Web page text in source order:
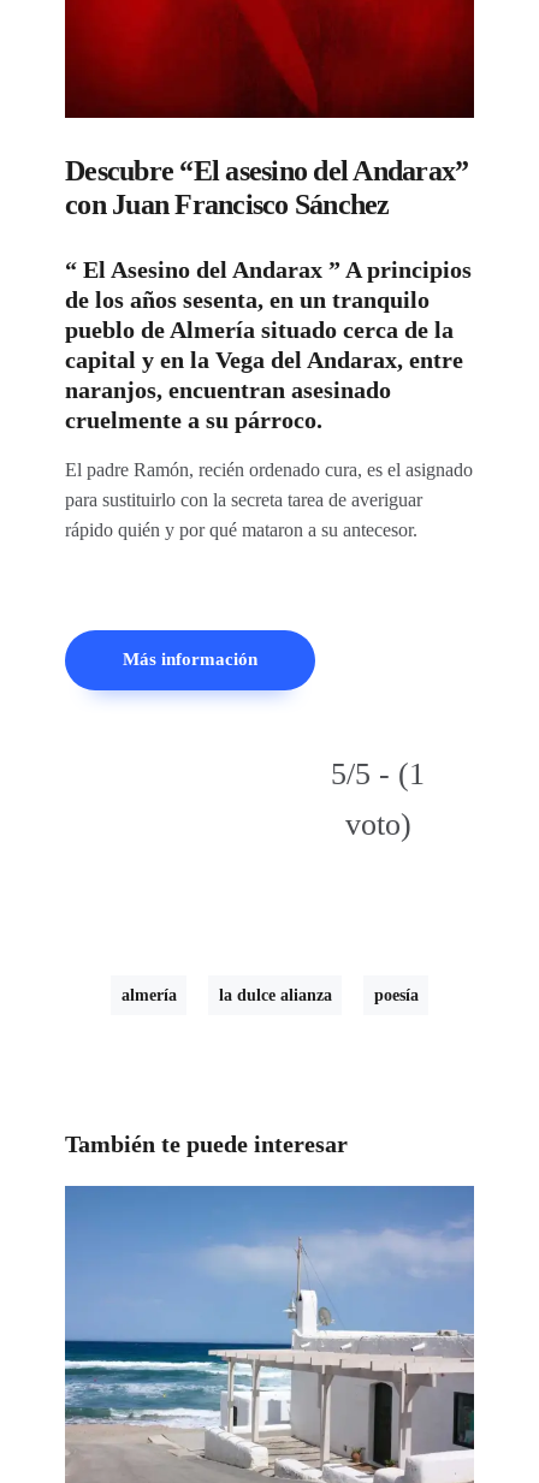
Descubre “El asesino del Andarax”
con Juan Francisco Sánchez
“ El Asesino del Andarax ” A principios
de los años sesenta, en un tranquilo
pueblo de Almería situado cer­ca de la
capital y en la Vega del Andarax, entre
naranjos, encuentran asesinado
cruelmente a su párroco.
El padre Ra­món, recién ordenado cura, es el asigna­do
para sustituirlo con la secreta tarea de averiguar
rápido quién y por qué mata­ron a su antecesor.
Más información
5/5 - (1
voto)
almería la dulce alianza poesía
También te puede interesar